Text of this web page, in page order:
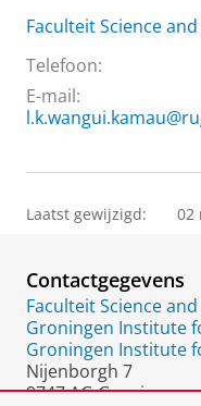
Faculteit Science
Telefoon:
E-mail:
Laatst gewijzigd: 02
Contactgegevens
Faculteit Science
Groningen Institute
Groningen Institute
Nijenborgh 7
9747 AG Groningen